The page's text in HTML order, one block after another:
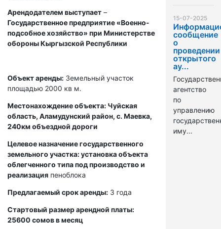
Арендодателем выступает –
Государственное предприятие «Военно-
подсобное хозяйство» при Министерстве
обороны Кыргызской Республики
Объект аренды: Земельный участок
площадью 2000 кв м.
Местонахождение объекта: Чуйская
область, Аламудунский район, с. Маевка,
240км объездной дороги
Целевое назначение государственного
земельного участка: установка объекта
облегченного типа под производство и
реализация пеноблока
Предлагаемый срок аренды: 3 года
Стартовый размер арендной платы:
25600 сомов в месяц
15-07-2025
сообщение
о
проведении
открытого
ау...
агентство
по
управлению
иму...